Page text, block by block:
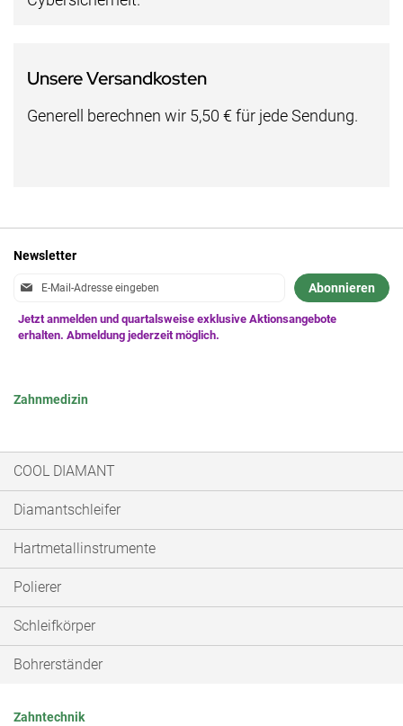
Unsere Versandkosten
Generell berechnen wir 5,50 € für jede Sendung.
Newsletter
Anmeldung
Newsletter:
Abonnieren
Zahnmedizin
COOL DIAMANT
Diamantschleifer
Hartmetallinstrumente
Polierer
Schleifkörper
Bohrerständer
Zahntechnik